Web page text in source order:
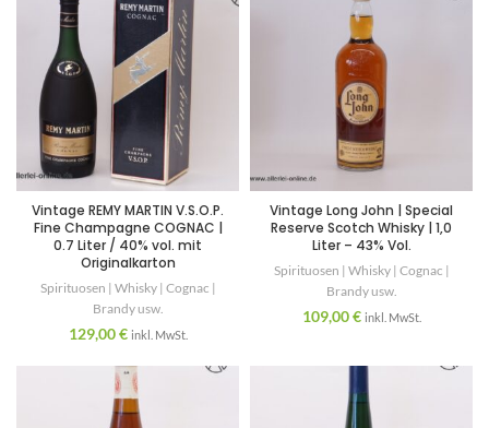
Vintage REMY MARTIN V.S.O.P.
Fine Champagne COGNAC |
0.7 Liter / 40% vol. mit
Originalkarton
Spirituosen | Whisky | Cognac |
Brandy usw.
129,00€ inkl. MwSt.
Vintage Long John | Special
Reserve Scotch Whisky | 1,0
Liter – 43% Vol.
Spirituosen | Whisky | Cognac |
Brandy usw.
109,00€ inkl. MwSt.